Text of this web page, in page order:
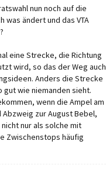
nun noch auf die
was ändert und das VTA
eine Strecke, die Richtung
wird, so das der Weg auch
Anders die Strecke
gut wie niemanden sieht.
wenn die Ampel am
zur August Bebel,
nur als solche mit
Zwischenstops häufig